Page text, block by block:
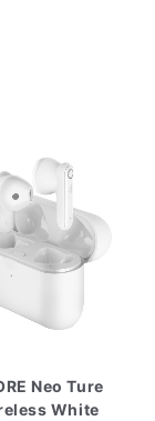
Neo Ture
White